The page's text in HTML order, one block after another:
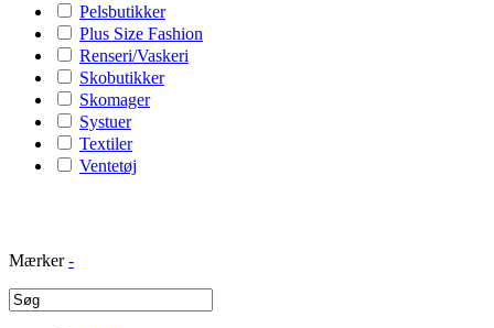
Pelsbutikker
Plus Size Fashion
Renseri/Vaskeri
Skobutikker
Skomager
Systuer
Textiler
Ventetøj
Mærker -